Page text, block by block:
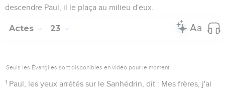
descendre Paul, il le plaça au milieu d'eux.
Actes 23
Seuls les Évangiles sont disponibles en vidéo pour le moment.
1 Paul, les yeux arrêtés sur le Sanhédrin, dit : Mes frères, j'ai